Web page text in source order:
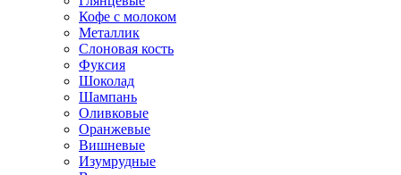
Кофе с молоком
Металлик
Слоновая кость
Фуксия
Шоколад
Шампань
Оливковые
Оранжевые
Вишневые
Изумрудные